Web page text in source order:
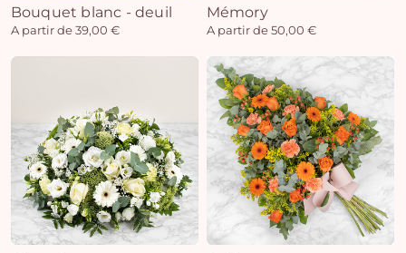
Bouquet blanc - deuil
A partir de 39,00 €
Mémory
A partir de 50,00 €